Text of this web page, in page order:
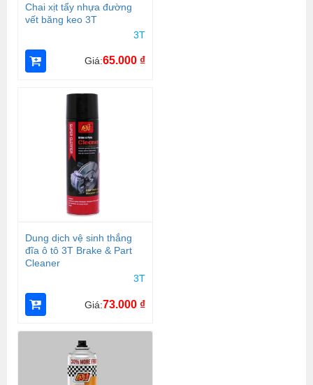
Chai xịt tẩy nhựa đường
vết băng keo 3T
3T
Giá:65.000 ₫
Dung dịch vệ sinh thắng
đĩa ô tô 3T Brake & Part
Cleaner
3T
Giá:73.000 ₫